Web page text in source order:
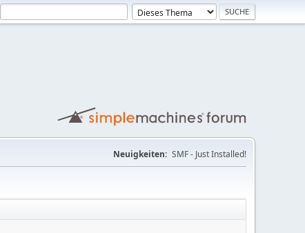
Neuigkeiten: SMF - Just Installed!